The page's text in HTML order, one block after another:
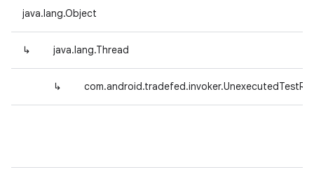
java.lang.Object
↳ java.lang.Thread
↳